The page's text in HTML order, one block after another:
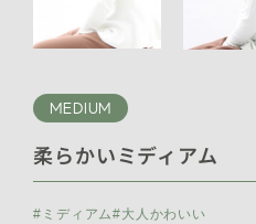
MEDIUM
柔らかいミディアム
#ミディアム#大人かわいい